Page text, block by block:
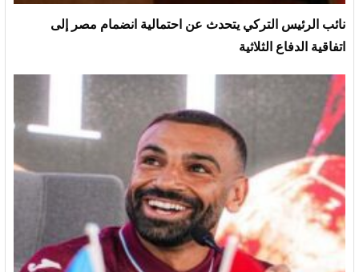
نائب الرئيس التركي يتحدث عن احتمالية انضمام مصر إلى
اتفاقية الدفاع الثلاثية